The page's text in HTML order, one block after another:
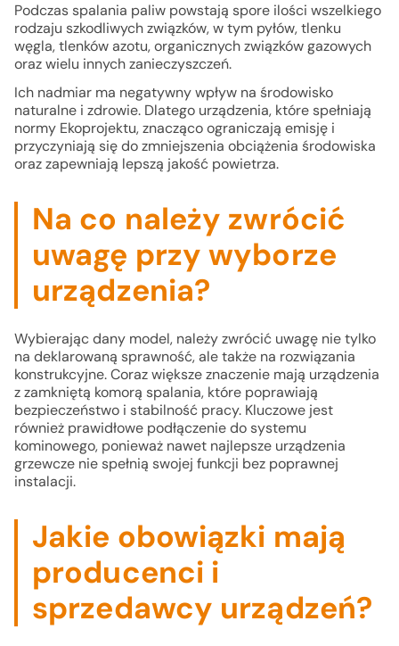
Podczas spalania paliw powstają spore ilości wszelkiego
rodzaju szkodliwych związków, w tym pyłów, tlenku
węgla, tlenków azotu, organicznych związków gazowych
oraz wielu innych zanieczyszczeń.
Ich nadmiar ma negatywny wpływ na środowisko
naturalne i zdrowie. Dlatego urządzenia, które spełniają
normy Ekoprojektu, znacząco ograniczają emisję i
przyczyniają się do zmniejszenia obciążenia środowiska
oraz zapewniają lepszą jakość powietrza.
Na co należy zwrócić
uwagę przy wyborze
urządzenia?
Wybierając dany model, należy zwrócić uwagę nie tylko
na deklarowaną sprawność, ale także na rozwiązania
konstrukcyjne. Coraz większe znaczenie mają urządzenia
z zamkniętą komorą spalania, które poprawiają
bezpieczeństwo i stabilność pracy. Kluczowe jest
również prawidłowe podłączenie do systemu
kominowego, ponieważ nawet najlepsze urządzenia
grzewcze nie spełnią swojej funkcji bez poprawnej
instalacji.
Jakie obowiązki mają
producenci i
sprzedawcy urządzeń?